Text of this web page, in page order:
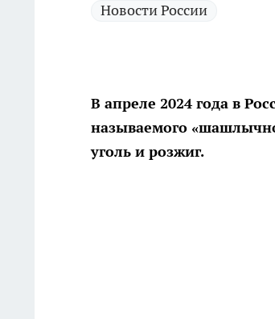
Новости России
В апреле 2024 года в
называемого
уголь и розжиг.